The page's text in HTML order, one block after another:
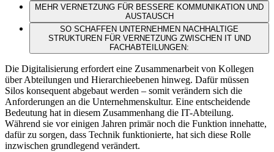
MEHR VERNETZUNG FÜR BESSERE KOMMUNIKATION UND
AUSTAUSCH
SO SCHAFFEN UNTERNEHMEN NACHHALTIGE
STRUKTUREN FÜR VERNETZUNG ZWISCHEN IT UND
FACHABTEILUNGEN:
Die Digitalisierung erfordert eine Zusammenarbeit von Kollegen
über Abteilungen und Hierarchieebenen hinweg. Dafür müssen
Silos konsequent abgebaut werden – somit verändern sich die
Anforderungen an die Unternehmenskultur. Eine entscheidende
Bedeutung hat in diesem Zusammenhang die IT-Abteilung.
Während sie vor einigen Jahren primär noch die Funktion innehatte,
dafür zu sorgen, dass Technik funktionierte, hat sich diese Rolle
inzwischen grundlegend verändert.